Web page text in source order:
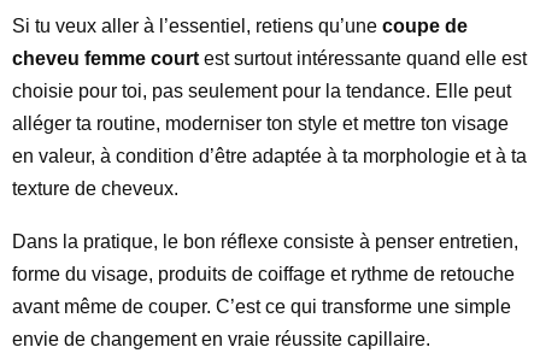
Si tu veux aller à l’essentiel, retiens qu’une coupe de
cheveu femme court est surtout intéressante quand elle est
choisie pour toi, pas seulement pour la tendance. Elle peut
alléger ta routine, moderniser ton style et mettre ton visage
en valeur, à condition d’être adaptée à ta morphologie et à ta
texture de cheveux.
Dans la pratique, le bon réflexe consiste à penser entretien,
forme du visage, produits de coiffage et rythme de retouche
avant même de couper. C’est ce qui transforme une simple
envie de changement en vraie réussite capillaire.